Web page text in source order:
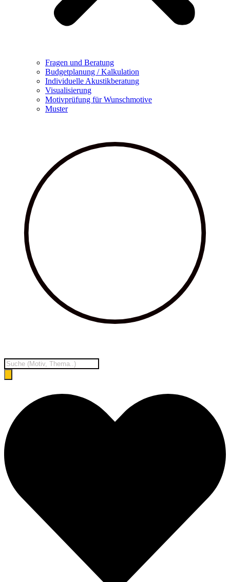
Fragen und Beratung
Budgetplanung / Kalkulation
Individuelle Akustikberatung
Visualisierung
Motivprüfung für Wunschmotive
Muster
Products
search